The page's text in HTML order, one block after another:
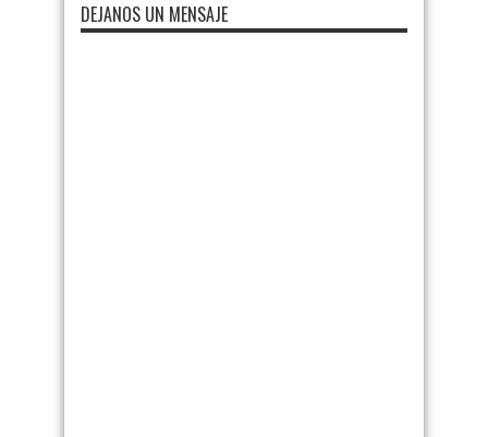
DEJANOS UN MENSAJE